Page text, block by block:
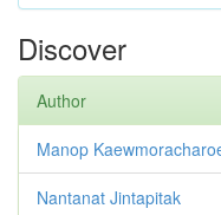
Discover
Author
Manop
Nantanat Jintapitak